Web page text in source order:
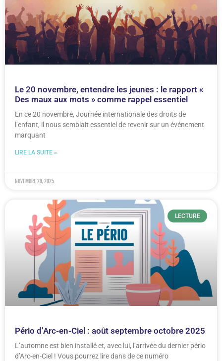
Le 20 novembre, entendre les jeunes : le rapport «
Des maux aux mots » comme rappel essentiel
En ce 20 novembre, Journée internationale des droits de
l’enfant, il nous semblait essentiel de revenir sur un événement
marquant
LIRE LA SUITE »
novembre 20, 2025
LECTURE
Pério d’Arc-en-Ciel : août septembre octobre 2025
L’automne est bien installé et, avec lui, l’arrivée du dernier pério
d’Arc-en-Ciel ! Vous pourrez lire dans de ce numéro